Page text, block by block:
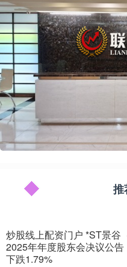
推
炒股线上配资门户 *ST景谷
2025年年度股东会决议公
下跌1.79%